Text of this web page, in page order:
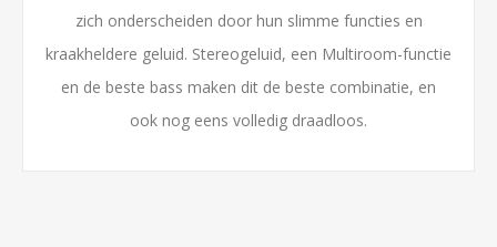
zich onderscheiden door hun slimme functies en
kraakheldere geluid. Stereogeluid, een Multiroom-functie
en de beste bass maken dit de beste combinatie, en
ook nog eens volledig draadloos.